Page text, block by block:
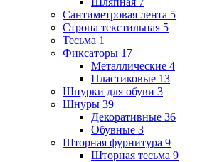
Сантиметровая лента 5
Стропа текстильная 5
Тесьма 1
Фиксаторы 17
Металлические 4
Пластиковые 13
Шнурки для обуви 3
Шнуры 39
Декоративные 36
Обувные 3
Шторная фурнитура 9
Шторная тесьма 9